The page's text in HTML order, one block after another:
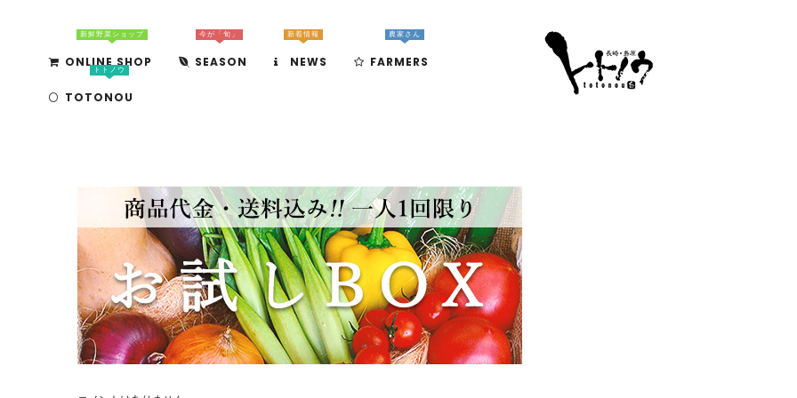
ONLINE SHOP
新鮮野菜ショップ
SEASON
今が「旬」
NEWS
新着情報
FARMERS
農家さん
TOTONOU
トトノウ